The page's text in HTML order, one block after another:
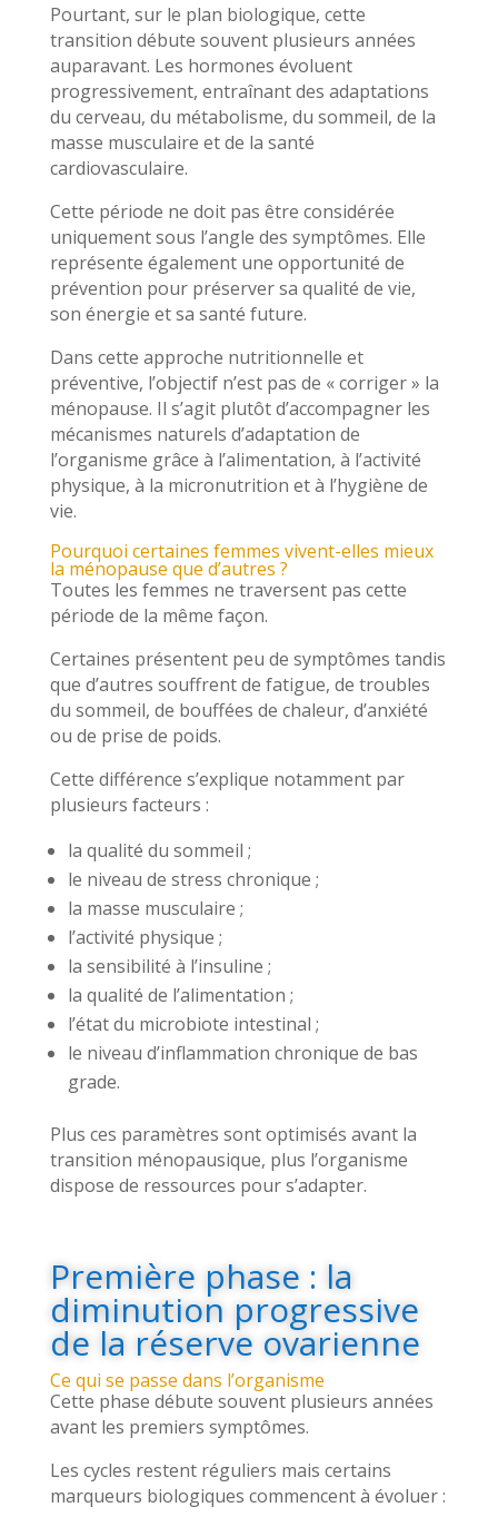
Pourtant, sur le plan biologique, cette
transition débute souvent plusieurs années
auparavant. Les hormones évoluent
progressivement, entraînant des adaptations
du cerveau, du métabolisme, du sommeil, de la
masse musculaire et de la santé
cardiovasculaire.
Cette période ne doit pas être considérée
uniquement sous l’angle des symptômes. Elle
représente également une opportunité de
prévention pour préserver sa qualité de vie,
son énergie et sa santé future.
Dans cette approche nutritionnelle et
préventive, l’objectif n’est pas de « corriger » la
ménopause. Il s’agit plutôt d’accompagner les
mécanismes naturels d’adaptation de
l’organisme grâce à l’alimentation, à l’activité
physique, à la micronutrition et à l’hygiène de
vie.
Pourquoi certaines femmes vivent-elles mieux
la ménopause que d’autres ?
Toutes les femmes ne traversent pas cette
période de la même façon.
Certaines présentent peu de symptômes tandis
que d’autres souffrent de fatigue, de troubles
du sommeil, de bouffées de chaleur, d’anxiété
ou de prise de poids.
Cette différence s’explique notamment par
plusieurs facteurs :
la qualité du sommeil ;
le niveau de stress chronique ;
la masse musculaire ;
l’activité physique ;
la sensibilité à l’insuline ;
la qualité de l’alimentation ;
l’état du microbiote intestinal ;
le niveau d’inflammation chronique de bas
grade.
Plus ces paramètres sont optimisés avant la
transition ménopausique, plus l’organisme
dispose de ressources pour s’adapter.
Première phase : la
diminution progressive
de la réserve ovarienne
Ce qui se passe dans l’organisme
Cette phase débute souvent plusieurs années
avant les premiers symptômes.
Les cycles restent réguliers mais certains
marqueurs biologiques commencent à évoluer :